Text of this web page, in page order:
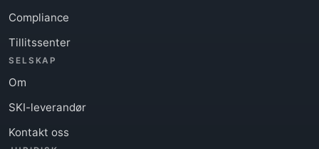
Compliance
Tillitssenter
SELSKAP
Om
SKI-leverandør
Kontakt oss